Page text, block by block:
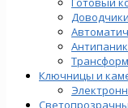
Ключницы и